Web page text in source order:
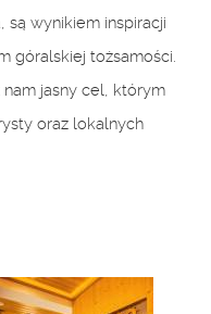
są wynikiem inspiracji
góralskiej tożsamości.
jasny cel, którym
oraz lokalnych